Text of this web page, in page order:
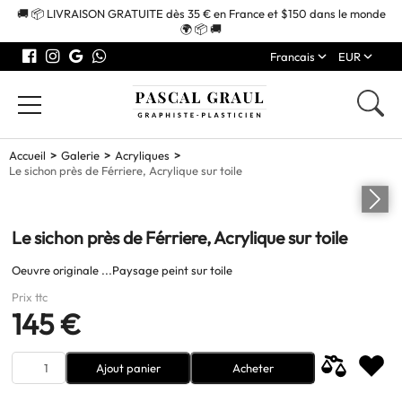
🚚 📦 LIVRAISON GRATUITE dès 35 € en France et $150 dans le monde
🌍 📦 🚚
Francais
EUR
Accueil Galerie
Acryliques
Le sichon près de Férriere, Acrylique sur toile
Le sichon près de Férriere, Acrylique sur toile
Oeuvre originale ...Paysage peint sur toile
Prix ttc
145 €
Ajout panier Acheter